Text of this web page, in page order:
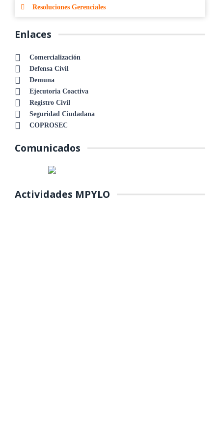
Resoluciones Gerenciales
Enlaces
Comercialización
Defensa Civil
Demuna
Ejecutoria Coactiva
Registro Civil
Seguridad Ciudadana
COPROSEC
Comunicados
Actividades MPYLO